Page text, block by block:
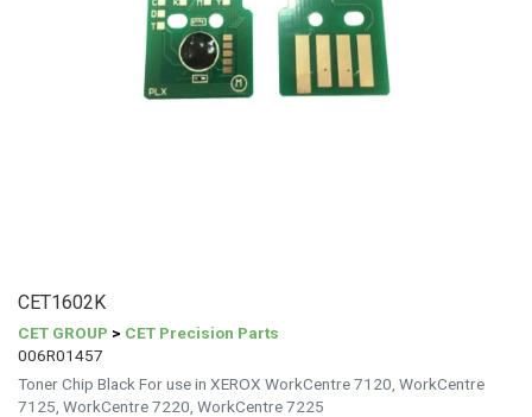
CET1602K
CET GROUP > CET Precision Parts
006R01457
Toner Chip Black For use in XEROX WorkCentre 7120, WorkCentre
7125, WorkCentre 7220, WorkCentre 7225